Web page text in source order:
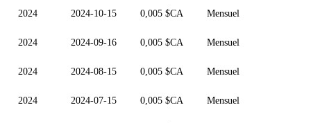
2024 2024-10-15 0,005 $CA Mensuel
2024 2024-09-16 0,005 $CA Mensuel
2024 2024-08-15 0,005 $CA Mensuel
2024 2024-07-15 0,005 $CA Mensuel